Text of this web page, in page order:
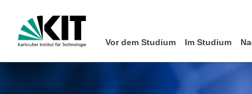
Vor dem Studium Im Studium